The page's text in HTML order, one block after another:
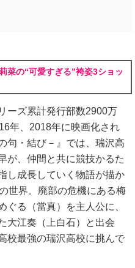
菜の“可愛すぎる”袴姿3ショッ
ーズ累計発行部数2900万
年、2018年に映画化され
句・結び－』では、瑞沢高
が、仲間と共に競技かるた
し成長していく物語が描か
世界。廃部の危機にある梅
ぐる（當真）を主人公に、
大江奏（上白石）と出会
校最強の瑞沢高校に挑んで